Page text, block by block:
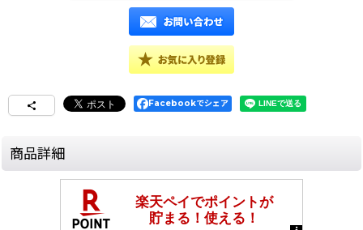
Facebookでシェア
商品詳細